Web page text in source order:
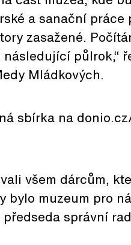
a sanační
zasažené.
půlrok,“
Mládkových.
sbírka na
všem dárcům,
bylo muzeum pro
správní